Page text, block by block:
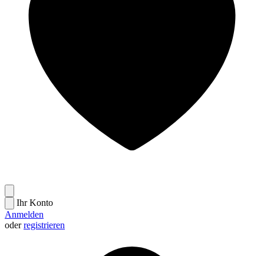
Ihr Konto
Anmelden
oderregistrieren